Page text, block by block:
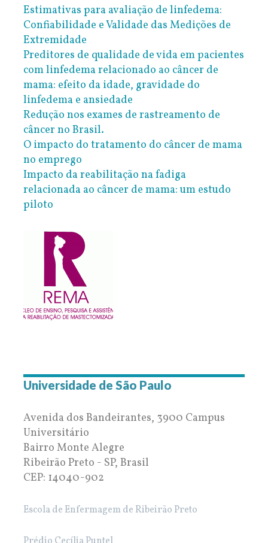
Estimativas para avaliação de linfedema:
Confiabilidade e Validade das Medições de
Extremidade
Preditores de qualidade de vida em pacientes
com linfedema relacionado ao câncer de
mama: efeito da idade, gravidade do
linfedema e ansiedade
Redução nos exames de rastreamento de
câncer no Brasil.
O impacto do tratamento do câncer de mama
no emprego
Impacto da reabilitação na fadiga
relacionada ao câncer de mama: um estudo
piloto
Universidade de São Paulo
Avenida dos Bandeirantes, 3900 Campus
Universitário
Bairro Monte Alegre
Ribeirão Preto - SP, Brasil
CEP: 14040-902
Escola de Enfermagem de Ribeirão Preto